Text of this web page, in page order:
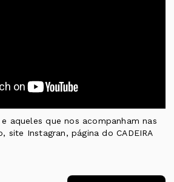
aqueles que nos acompanham nas
site Instagran, página do CADEIRA